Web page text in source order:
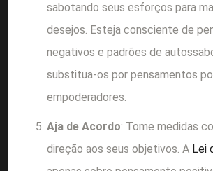
sabotando seus esforços para
desejos. Esteja consciente de
negativos e padrões de
substitua-os por pensamentos
empoderadores.
Aja de Acordo: Tome medidas
direção aos seus objetivos. A Lei